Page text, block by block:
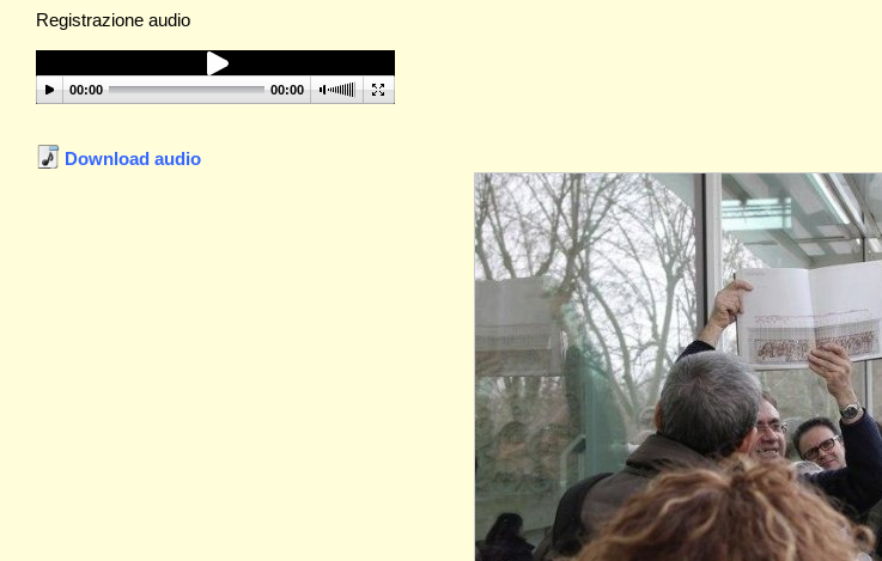
Registrazione audio
00:00 00:00
Download audio